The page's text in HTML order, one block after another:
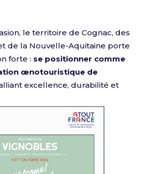
le territoire de Cognac, des
de la Nouvelle-Aquitaine porte
forte : se positionner comme
œnotouristique de
excellence, durabilité et